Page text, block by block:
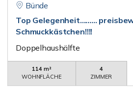
Bünde
Top Gelegenheit.........
Schmuckkästchen!!!!
Doppelhaushälfte
114 m²
WOHNFLÄCHE
4
ZIMMER